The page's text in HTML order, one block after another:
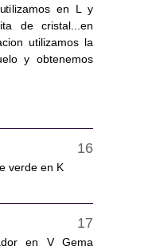
en L y
de cristal...en
utilizamos la
y obtenemos
verde en K
en V Gema